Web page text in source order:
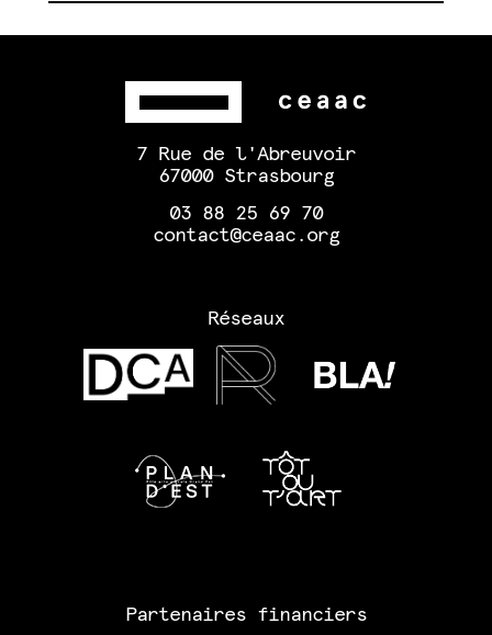
7 Rue de l'Abreuvoir
67000 Strasbourg
03 88 25 69 70
contact@ceaac.org
Réseaux
Partenaires financiers